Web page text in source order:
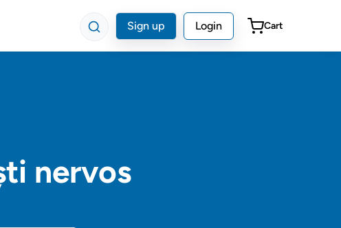
Sign up Login Cart
nervos